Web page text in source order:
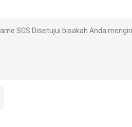
SGS Disetujui bisakah Anda